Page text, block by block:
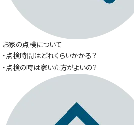
お家の点検について
・点検時間はどれくらいかかる？
・点検の時は家いた方がよいの？